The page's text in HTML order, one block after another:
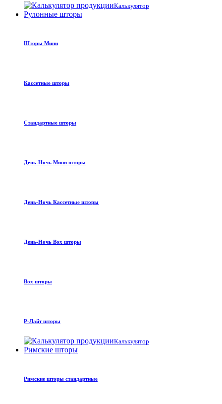
Калькулятор
Рулонные шторы
Шторы Мини
Кассетные шторы
Стандартные шторы
День-Ночь Мини шторы
День-Ночь Кассетные шторы
День-Ночь Box шторы
Box шторы
Р-Лайт шторы
Калькулятор
Римские шторы
Римские шторы стандартные